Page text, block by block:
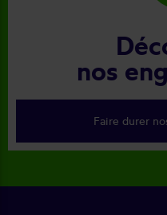
nos
Faire durer